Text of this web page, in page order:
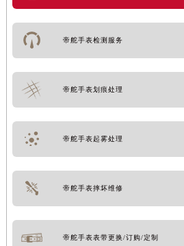
帝舵手表检测服务
帝舵手表划痕处理
帝舵手表起雾处理
帝舵手表摔坏维修
帝舵手表表带更换/订购/定制